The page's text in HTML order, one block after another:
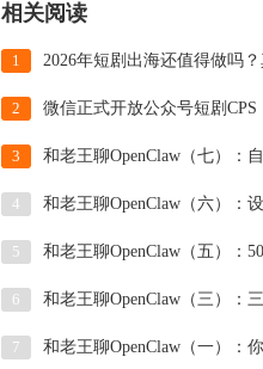
相关阅读
1
2
3
4
5 和老王聊OpenClaw（五）：
6
7